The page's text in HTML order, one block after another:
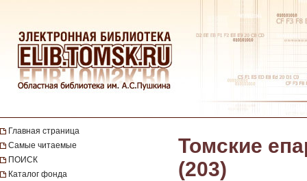
Главная страница
Самые читаемые
ПОИСК
Каталог фонда
Томские
(203)